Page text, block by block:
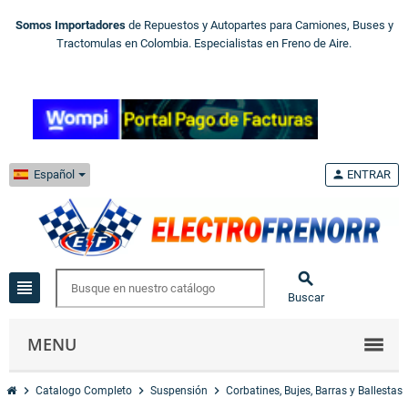
Somos Importadores de Repuestos y Autopartes para Camiones, Buses y
Tractomulas en Colombia. Especialistas en Freno de Aire.
Español
view_headline 
Buscar
person ENTRAR
MENU
chevron_right Catalogo Completo chevron_right Suspensión chevron_right Corbatines, Bujes, Barras y Ballestas